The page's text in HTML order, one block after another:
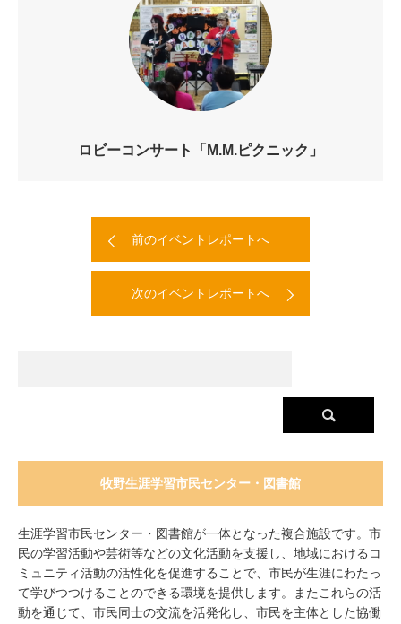
ロビーコンサート「M.M.ピクニック」
前のイベントレポートへ
次のイベントレポートへ
牧野生涯学習市民センター・図書館
生涯学習市民センター・図書館が一体となった複合施設です。市
民の学習活動や芸術等などの文化活動を支援し、地域におけるコ
ミュニティ活動の活性化を促進することで、市民が生涯にわたっ
て学びつつけることのできる環境を提供します。またこれらの活
動を通じて、市民同士の交流を活発化し、市民を主体とした協働